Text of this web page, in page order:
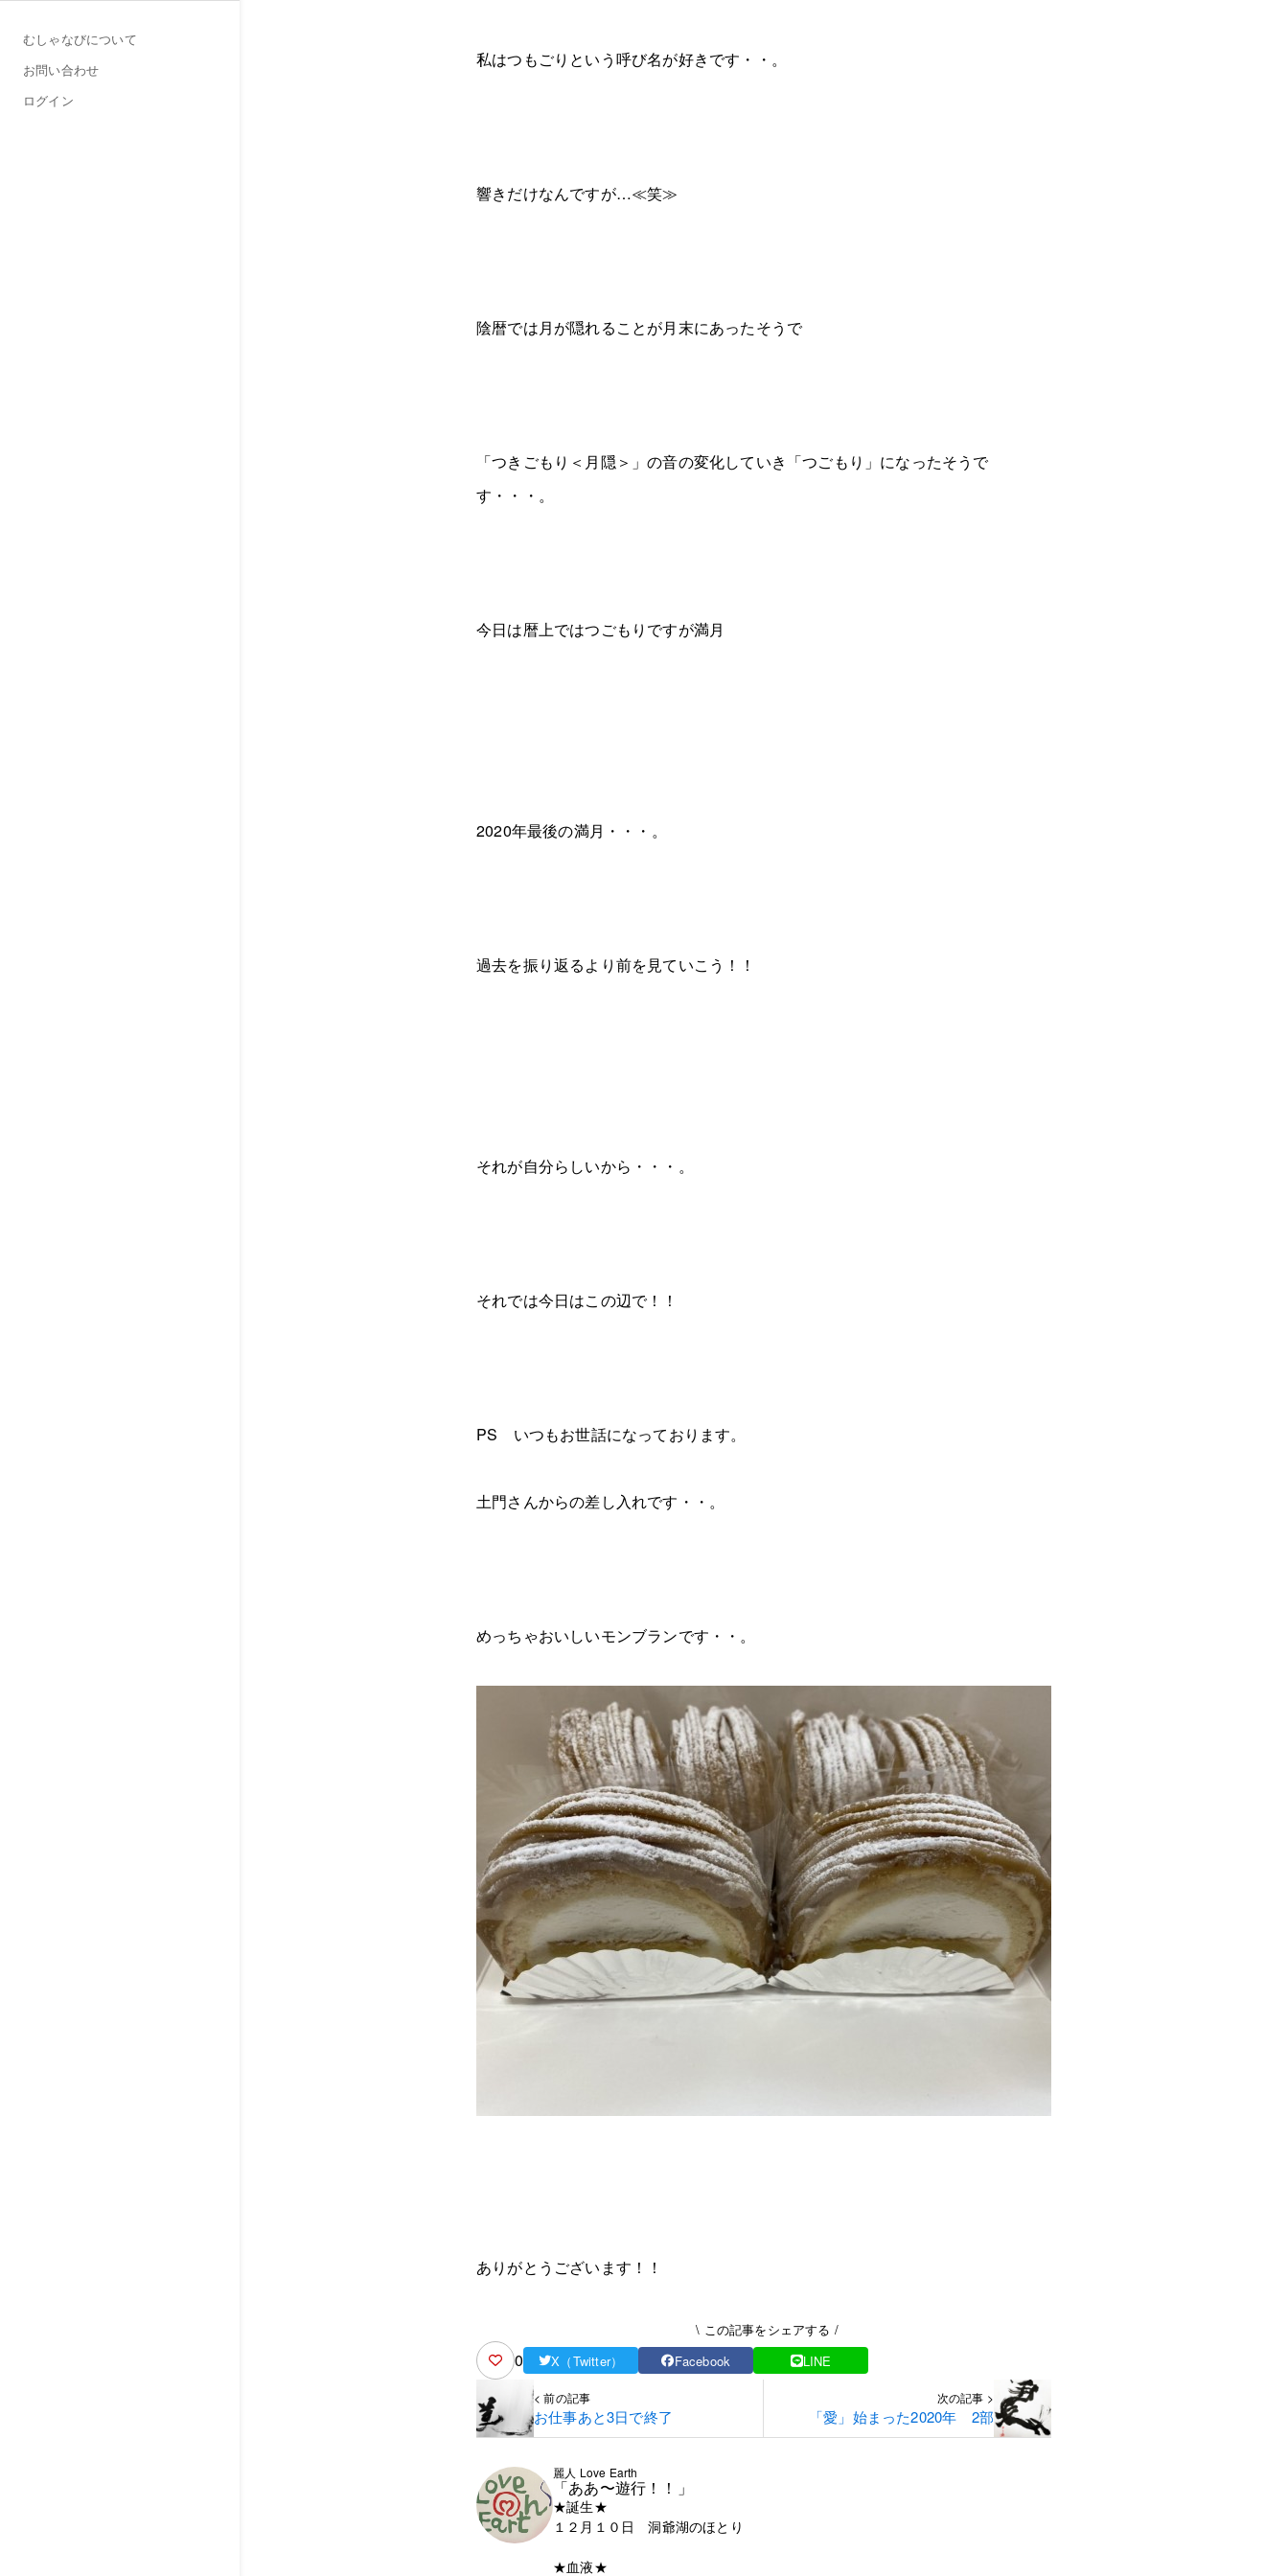
むしゃなびについて
お問い合わせ
ログイン
私はつもごりという呼び名が好きです・・。
響きだけなんですが…≪笑≫
陰暦では月が隠れることが月末にあったそうで
「つきごもり＜月隠＞」の音の変化していき「つごもり」になったそうで
す・・・。
今日は暦上ではつごもりですが満月
2020年最後の満月・・・。
過去を振り返るより前を見ていこう！！
それが自分らしいから・・・。
それでは今日はこの辺で！！
PS いつもお世話になっております。
土門さんからの差し入れです・・。
めっちゃおいしいモンブランです・・。
ありがとうございます！！
0
\ この記事をシェアする /
X（Twitter）
Facebook LINE
< 前の記事
お仕事あと3日で終了
次の記事 >
「愛」始まった2020年 2部
麗人 Love Earth
「ああ〜遊行！！」
★誕生★
１２月１０日 洞爺湖のほとり
★血液★